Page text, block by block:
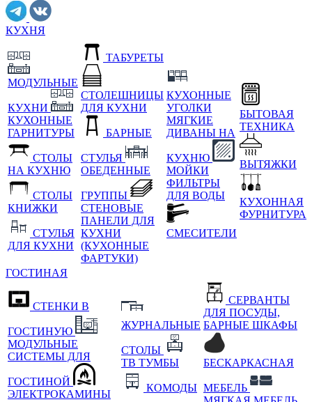
КУХНЯ
МОДУЛЬНЫЕ
КУХНИ
КУХОННЫЕ
ГАРНИТУРЫ
СТОЛЫ
НА КУХНЮ
СТОЛЫ
КНИЖКИ
СТУЛЬЯ
ДЛЯ КУХНИ
ТАБУРЕТЫ
СТОЛЕШНИЦЫ
ДЛЯ КУХНИ
БАРНЫЕ
СТУЛЬЯ
ОБЕДЕННЫЕ
ГРУППЫ
СТЕНОВЫЕ
ПАНЕЛИ ДЛЯ
КУХНИ
(КУХОННЫЕ
ФАРТУКИ)
КУХОННЫЕ
УГОЛКИ
МЯГКИЕ
ДИВАНЫ НА
КУХНЮ
МОЙКИ
ФИЛЬТРЫ
ДЛЯ ВОДЫ
СМЕСИТЕЛИ
БЫТОВАЯ
ТЕХНИКА
ВЫТЯЖКИ
КУХОННАЯ
ФУРНИТУРА
ГОСТИНАЯ
СТЕНКИ В
ГОСТИНУЮ
МОДУЛЬНЫЕ
СИСТЕМЫ ДЛЯ
ГОСТИНОЙ
ЭЛЕКТРОКАМИНЫ
ЖУРНАЛЬНЫЕ
СТОЛЫ
ТВ ТУМБЫ
КОМОДЫ
СЕРВАНТЫ
ДЛЯ ПОСУДЫ,
БАРНЫЕ ШКАФЫ
БЕСКАРКАСНАЯ
МЕБЕЛЬ